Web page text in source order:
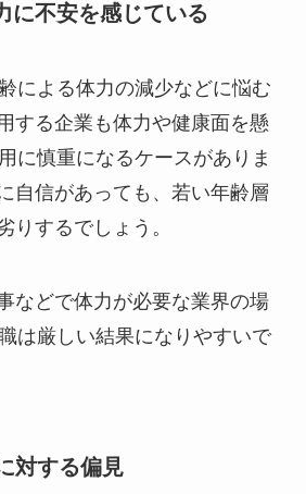
に不安を感じている
による体力の減少などに悩む
する企業も体力や健康面を懸
に慎重になるケースがありま
自信があっても、若い年齢層
りするでしょう。
などで体力が必要な業界の場
は厳しい結果になりやすいで
対する偏見